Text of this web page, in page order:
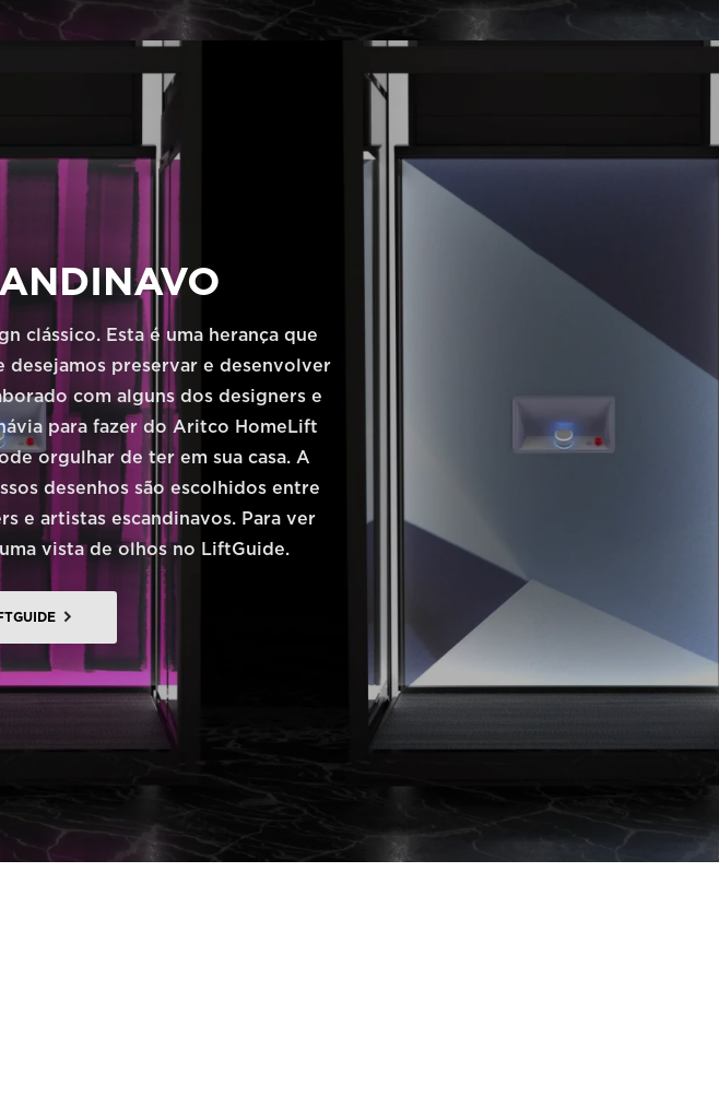
clássico. Esta é uma herança que
desejamos preservar e desenvolver
com alguns dos designers e
para fazer do Aritco HomeLift
orgulhar de ter em sua casa. A
desenhos são escolhidos entre
e artistas escandinavos. Para ver
vista de olhos no LiftGuide.